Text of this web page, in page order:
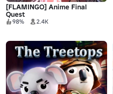
[FLAMINGO] Anime Final
Quest
98% 2.4K